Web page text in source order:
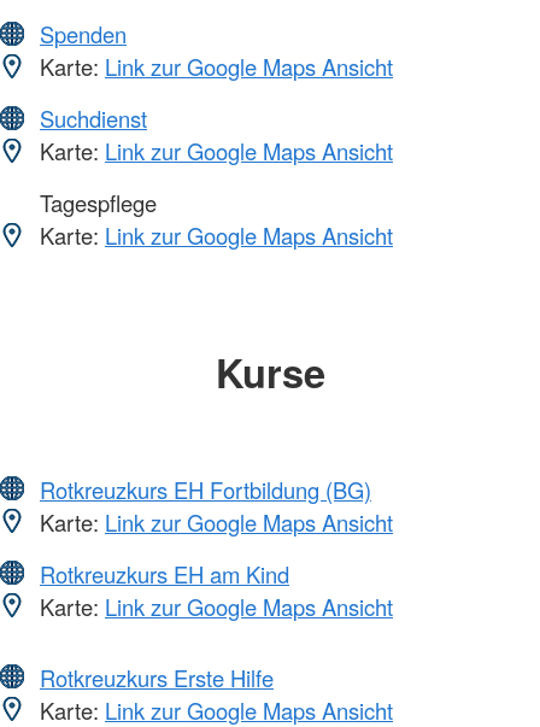
Spenden
Karte: Link zur Google Maps Ansicht
Suchdienst
Karte: Link zur Google Maps Ansicht
Tagespflege
Karte: Link zur Google Maps Ansicht
Kurse
Rotkreuzkurs EH Fortbildung (BG)
Karte: Link zur Google Maps Ansicht
Rotkreuzkurs EH am Kind
Karte: Link zur Google Maps Ansicht
Rotkreuzkurs Erste Hilfe
Karte: Link zur Google Maps Ansicht